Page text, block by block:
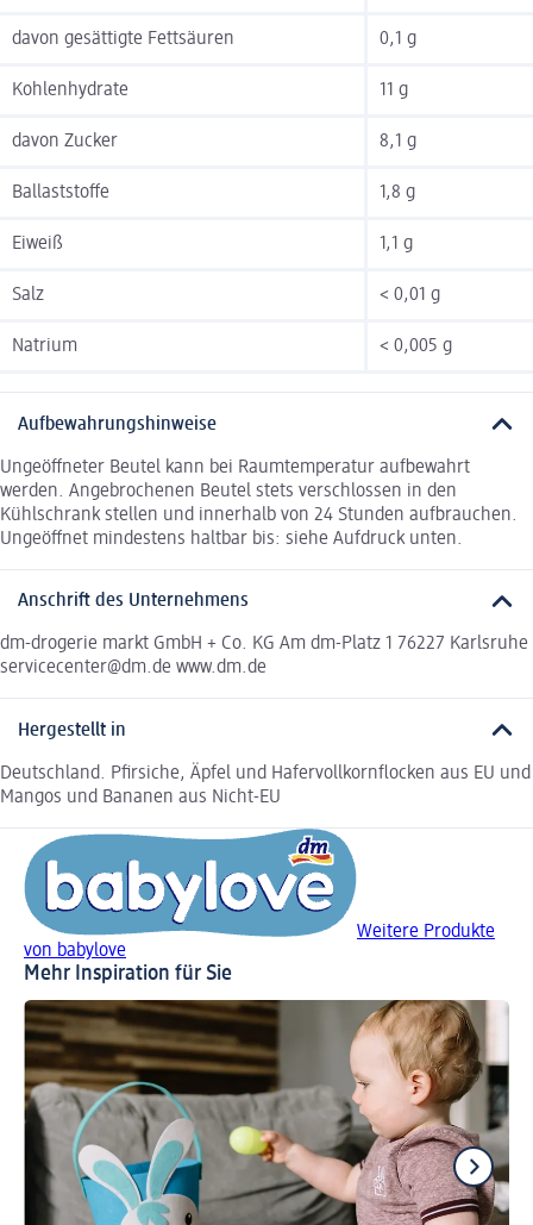
davon gesättigte Fettsäuren 0,1 g
Kohlenhydrate 11 g
davon Zucker 8,1 g
Ballaststoffe 1,8 g
Eiweiß 1,1 g
Salz < 0,01 g
Natrium < 0,005 g
Aufbewahrungshinweise
Ungeöffneter Beutel kann bei Raumtemperatur aufbewahrt
werden. Angebrochenen Beutel stets verschlossen in den
Kühlschrank stellen und innerhalb von 24 Stunden aufbrauchen.
Ungeöffnet mindestens haltbar bis: siehe Aufdruck unten.
Anschrift des Unternehmens
dm-drogerie markt GmbH + Co. KG Am dm-Platz 1 76227 Karlsruhe
servicecenter@dm.de www.dm.de
Hergestellt in
Deutschland. Pfirsiche, Äpfel und Hafervollkornflocken aus EU und
Mangos und Bananen aus Nicht-EU
Weitere Produkte
von babylove
Mehr Inspiration für Sie